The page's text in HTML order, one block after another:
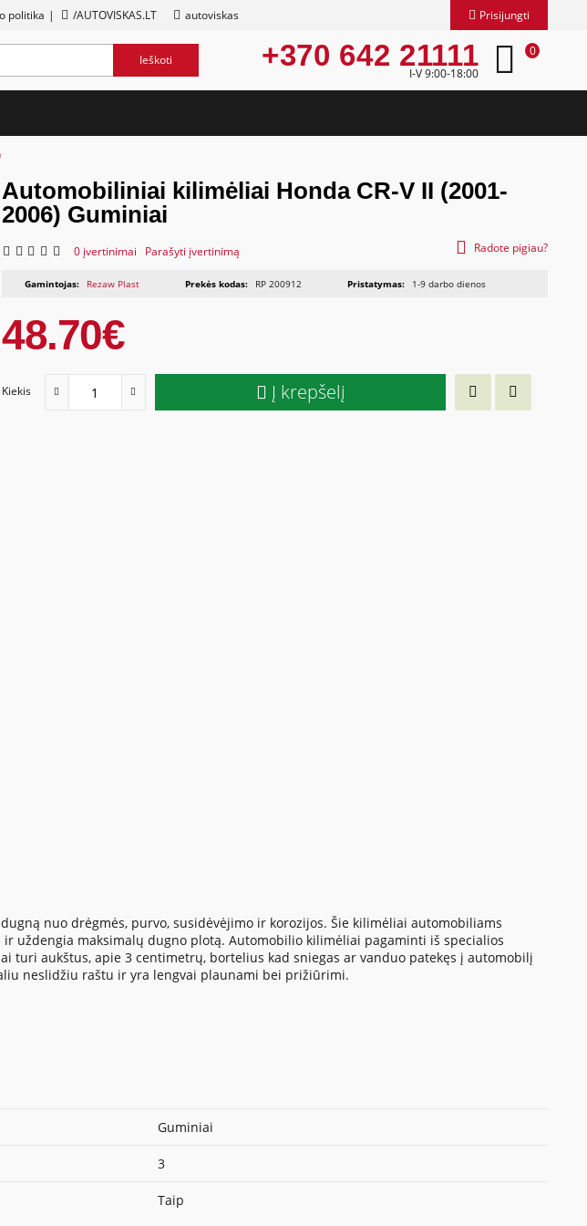
politika | /AUTOVISKAS.LT autoviskas Prisijungti
Ieškoti +370 642 21111
I-V 9:00-18:00
0
Automobiliniai kilimėliai Honda CR-V II (2001-
2006) Guminiai
0 įvertinimai Parašyti įvertinimą Radote pigiau?
Gamintojas: Rezaw Plast Prekės kodas: RP 200912 Pristatymas: 1-9 darbo dienos
48.70€
Kiekis Į krepšelį
nuo drėgmės, purvo, susidėvėjimo ir korozijos. Šie kilimėliai automobiliams
uždengia maksimalų dugno plotą. Automobilio kilimėliai pagaminti iš specialios
turi aukštus, apie 3 centimetrų, bortelius kad sniegas ar vanduo patekęs į automobilį
neslidžiu raštu ir yra lengvai plaunami bei prižiūrimi.
Guminiai
3
Taip